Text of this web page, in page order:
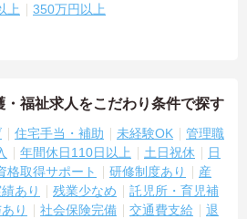
上 350万円以上
・福祉求人をこだわり条件で探す
住宅手当・補助 未経験OK
管理職
年間休日110日以上 土日祝休
日
格取得サポート 研修制度あり
産
あり
残業少なめ
託児所・育児補
り 社会保険完備 交通費支給
退